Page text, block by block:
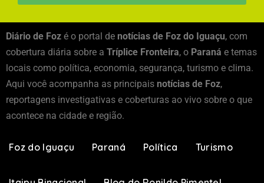
Diário de Foz é o portal de notícias de Foz do Iguaçu, com
cobertura diária sobre a Tríplice Fronteira, o Paraná e temas
locais como política, economia, segurança, turismo e clima.
Aqui você acompanha as principais notícias de Foz,
reportagens investigativas e coberturas ao vivo sobre o que
acontece na cidade e região.
Foz do Iguaçu Paraná Política Turismo